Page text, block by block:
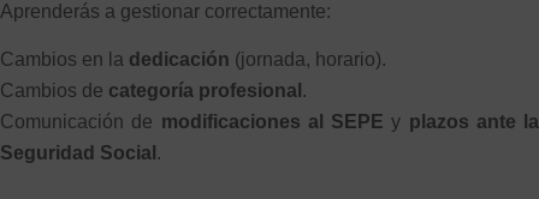
Aprenderás a gestionar correctamente:
Cambios en la dedicación (jornada, horario).
Cambios de categoría profesional .
Comunicación de modificaciones al SEPE y plazos ante la
Seguridad Social .